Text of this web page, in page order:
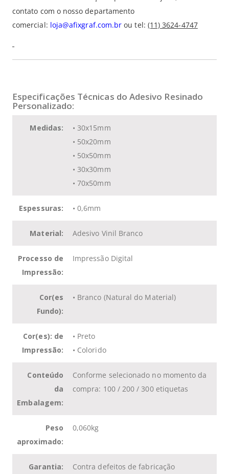
contato com o nosso departamento
comercial: loja@afixgraf.com.br ou tel: (11) 3624-4747
Especificações Técnicas do Adesivo Resinado
Personalizado:
Medidas:
• 30x15mm
• 50x20mm
• 50x50mm
• 30x30mm
• 70x50mm
Espessuras: • 0,6mm
Material: Adesivo Vinil Branco
Processo de
Impressão:
Impressão Digital
Cor(es
Fundo):
• Branco (Natural do Material)
Cor(es): de
Impressão:
• Preto
• Colorido
Conteúdo
da
Embalagem:
Conforme selecionado no momento da
compra: 100 / 200 / 300 etiquetas
Peso
aproximado:
0,060kg
Garantia: Contra defeitos de fabricação